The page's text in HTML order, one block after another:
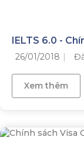
IELTS 6.0 -
26/01/2018
Xem thêm